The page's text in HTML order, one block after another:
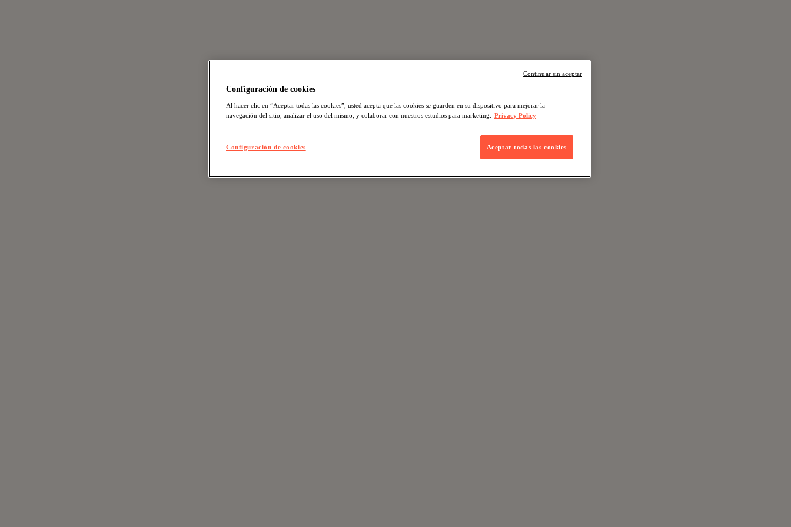
Configuración de cookies
Al hacer clic en “Aceptar todas las cookies”, usted acepta que las cookies se guarden en su dispositivo para mejorar la
navegación del sitio, analizar el uso del mismo, y colaborar con nuestros estudios para marketing.
Privacy Policy
Configuración de cookies Aceptar todas las cookies
Continuar sin aceptar